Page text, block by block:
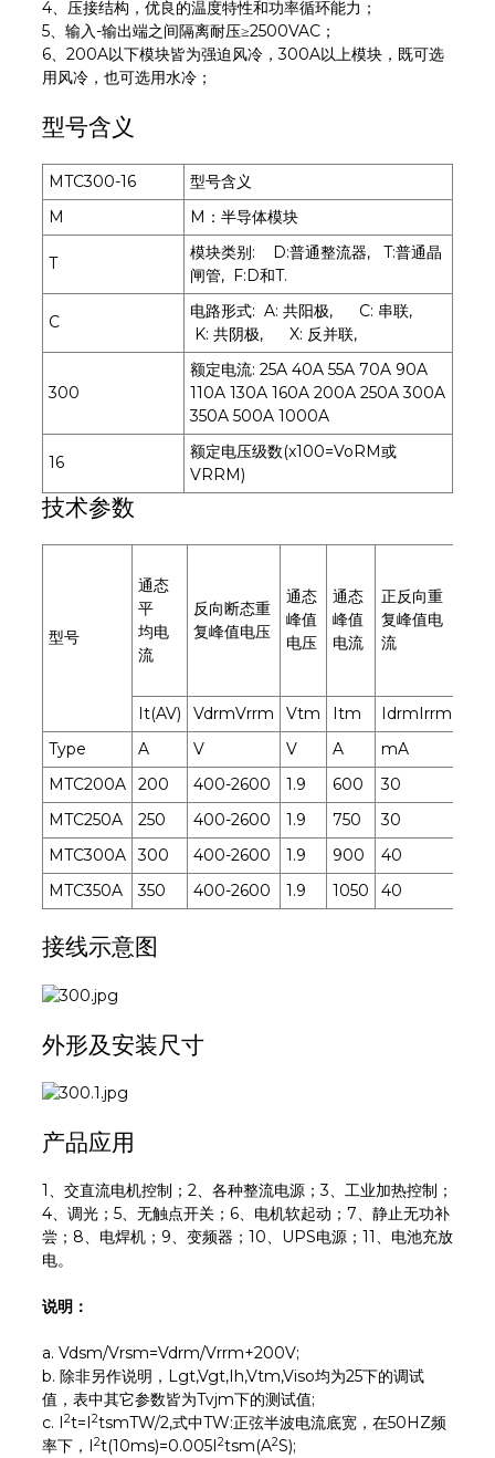
4、压接结构，优良的温度特性和功率循环能力；
5、输入-输出端之间隔离耐压≥2500VAC；
6、200A以下模块皆为强迫风冷，300A以上模块，既可选
用风冷，也可选用水冷；
型号含义
MTC300-16
型号含义
M
M：半导体模块
T
模块类别: D:普通整流器, T:普通晶
闸管, F:D和T.
C
电路形式: A: 共阳极, C: 串联,
K: 共阴极, X: 反并联,
300
额定电流: 25A 40A 55A 70A 90A
110A 130A 160A 200A 250A 300A
350A 500A 1000A
16
额定电压级数(x100=VoRM或
VRRM)
技术参数
型号
通态
平
均电
流
反向断态重
复峰值电压
通态
峰值
电压
通态
峰值
电流
正反向重
复峰值电
流
It(AV) VdrmVrrm Vtm Itm IdrmIrrm
Type
A V V A mA
MTC200A
200 400-2600 1.9 600 30
MTC250A
250 400-2600 1.9 750 30
MTC300A
300 400-2600 1.9 900 40
MTC350A
350 400-2600 1.9 1050 40
接线示意图
外形及安装尺寸
产品应用
1、交直流电机控制；2、各种整流电源；3、工业加热控制；
4、调光；5、无触点开关；6、电机软起动；7、静止无功补
尝；8、电焊机；9、变频器；10、UPS电源；11、电池充放
电。
说明：
a. Vdsm/Vrsm=Vdrm/Vrrm+200V;
b. 除非另作说明，Lgt,Vgt,Ih,Vtm,Viso均为25下的调试
值，表中其它参数皆为Tvjm下的测试值;
c. I
2t=I 2tsmTW/2,式中TW:正弦半波电流底宽，在50HZ频
率下，I
2t(10ms)=0.005I 2tsm(A2S);